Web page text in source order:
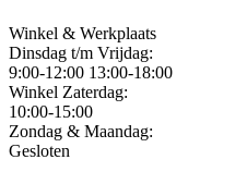
Winkel & Werkplaats
Dinsdag t/m Vrijdag:
9:00-12:00 13:00-18:00
Winkel Zaterdag:
10:00-15:00
Zondag & Maandag:
Gesloten